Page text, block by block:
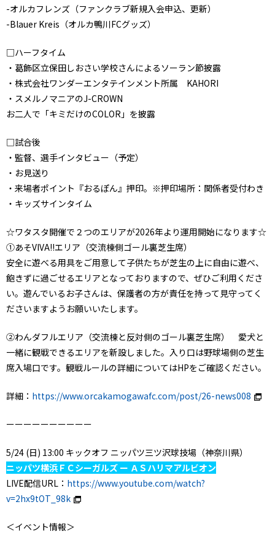
-オルカフレンズ（ファンクラブ新規入会申込、更新）
-Blauer Kreis（オルカ鴨川FCグッズ）
□ハーフタイム
・葛飾区立保田しおさい学校さんによるソーラン節披露
・株式会社ワンダーエンタテインメント所属 KAHORI
・スメルノマニアのJ-CROWN
お二人で「キミだけのCOLOR」を披露
□試合後
・監督、選手インタビュー（予定）
・お見送り
・来場者ポイント『おるぽん』押印。※押印場所：関係者受付わき
・キッズサインタイム
☆ワタスタ開催で２つのエリアが2026年より運用開始になります☆
①あそVIVA!!エリア（交流棟側ゴール裏芝生席）
安全に遊べる用具をご用意して子供たちが芝生の上に自由に遊べ、
飽きずに過ごせるエリアとなっておりますので、ぜひご利用くださ
い。遊んでいるお子さんは、保護者の方が責任を持って見守ってく
ださいますようお願いいたします。
②わんダフルエリア（交流棟と反対側のゴール裏芝生席） 愛犬と
一緒に観戦できるエリアを新設しました。入り口は野球場側の芝生
席入場口です。観戦ルールの詳細についてはHPをご確認ください。
詳細： https://www.orcakamogawafc.com/post/26-news008
ーーーーーーーーーー
5/24 (日) 13:00 キックオフ ニッパツ三ツ沢球技場（神奈川県）
ニッパツ横浜ＦＣシーガルズ ー ＡＳハリマアルビオン
LIVE配信URL： https://www.youtube.com/watch?
v=2hx9tOT_98k
＜イベント情報＞